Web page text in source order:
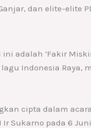
dan elite-elite
adalah ‘Fakir
Indonesia Raya,
cipta dalam
Sukarno pada 6 Juni